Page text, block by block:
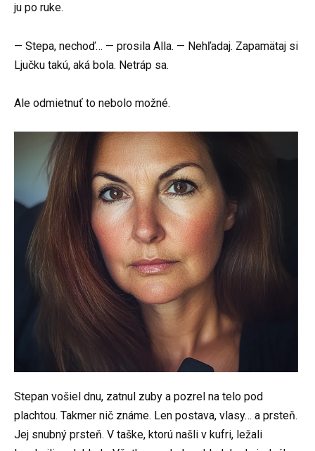
ju po ruke.
— Stepa, nechoď… — prosila Alla. — Nehľadaj. Zapamätaj si
Ljučku takú, aká bola. Netráp sa.
Ale odmietnuť to nebolo možné.
Stepan vošiel dnu, zatnul zuby a pozrel na telo pod
plachtou. Takmer nič známe. Len postava, vlasy… a prsteň.
Jej snubný prsteň. V taške, ktorú našli v kufri, ležali